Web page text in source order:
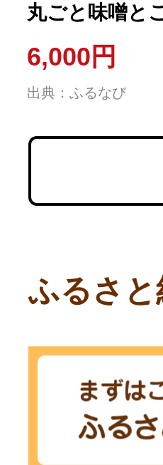
丸ごと味噌と
供 計3点セッ
6,000円
出典：ふるなび
ふるさ